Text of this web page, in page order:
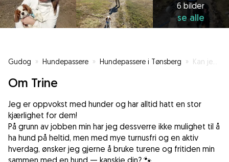
6 bilder
se alle
Gudog » Hundepassere » Hundepassere i Tønsberg » Kan jeg låne bestevennen din? 🐶
Om Trine
Jeg er oppvokst med hunder og har alltid hatt en stor
kjærlighet for dem!
På grunn av jobben min har jeg dessverre ikke mulighet til å
ha hund på heltid, men med mye turnusfri og en aktiv
hverdag, ønsker jeg gjerne å bruke turene og fritiden min